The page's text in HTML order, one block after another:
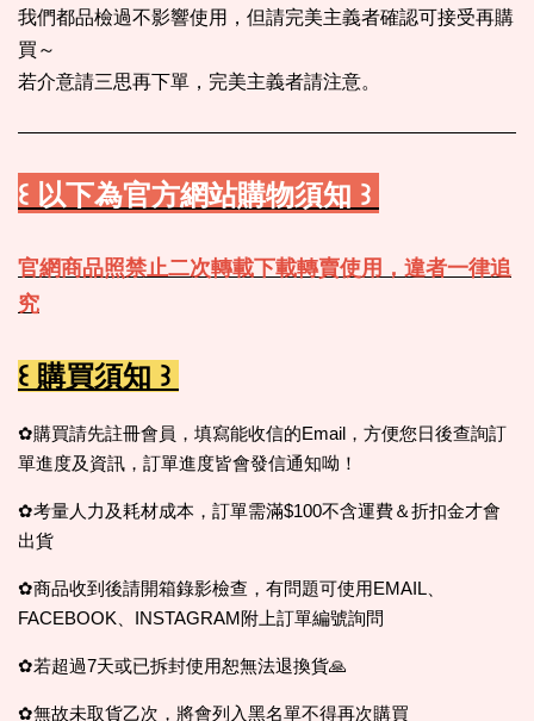
我們都品檢過不影響使用，但請完美主義者確認可接受再購
買～
若介意請三思再下單，完美主義者請注意。
꒰ 以下為官方網站購物須知 ꒱
官網商品照禁止二次轉載下載轉賣使用，違者一律追
究
꒰ 購買須知 ꒱
✿購買請先註冊會員，填寫能收信的Email，方便您日後查詢訂
單進度及資訊，訂單進度皆會發信通知呦！
✿考量人力及耗材成本，訂單需滿$100不含運費＆折扣金才會
出貨
✿商品收到後請開箱錄影檢查，有問題可使用EMAIL、
FACEBOOK、INSTAGRAM附上訂單編號詢問
✿若超過7天或已拆封使用恕無法退換貨🙏
✿無故未取貨乙次，將會列入黑名單不得再次購買